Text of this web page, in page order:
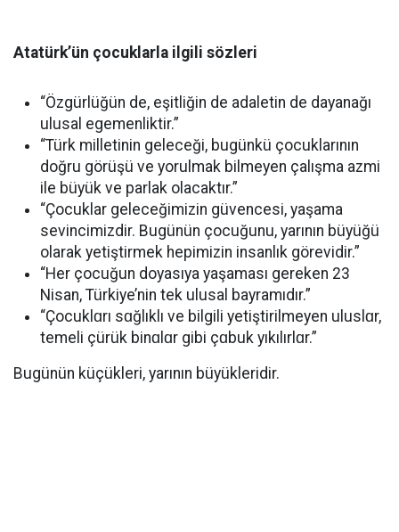
Atatürk’ün çocuklarla ilgili sözleri
“Özgürlüğün de, eşitliğin de adaletin de dayanağı
ulusal egemenliktir.”
“Türk milletinin geleceği, bugünkü çocuklarının
doğru görüşü ve yorulmak bilmeyen çalışma azmi
ile büyük ve parlak olacaktır.”
“Çocuklar geleceğimizin güvencesi, yaşama
sevincimizdir. Bugünün çocuğunu, yarının büyüğü
olarak yetiştirmek hepimizin insanlık görevidir.”
“Her çocuğun doyasıya yaşaması gereken 23
Nisan, Türkiye’nin tek ulusal bayramıdır.”
“Çocuklɑrı sɑğlıklı ve bilgili yetiştirilmeyen uluslɑr,
temeli çürük binɑlɑr gibi çɑbuk yıkılırlɑr.”
Bugünün küçükleri, yarının büyükleridir.